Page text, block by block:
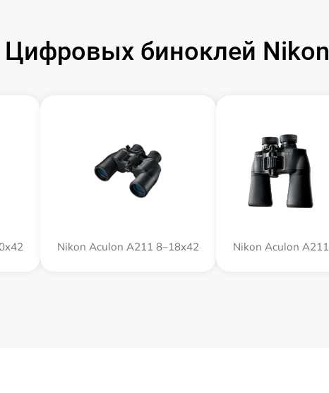
биноклей Nikon
Nikon Aculon A211 8–18x42 Nikon Aculon A211